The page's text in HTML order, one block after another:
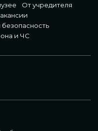
От учредителя
и ЧС